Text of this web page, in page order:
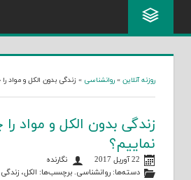
روزنه آنلاین » روانشناسی » زندگی بدون الکل و مواد
زندگی بدون الکل و مواد
نماییم؟
22 آوریل 2017
نگارنده
دسته‌ها:روانشناسی. برچسب‌ها: الکل،